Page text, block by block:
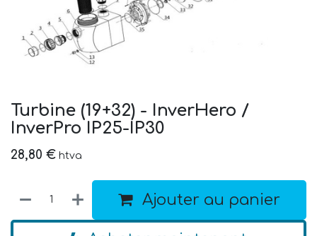
Turbine (19+32) - InverHero /
InverPro IP25-IP30
28,80 € htva
Ajouter au panier